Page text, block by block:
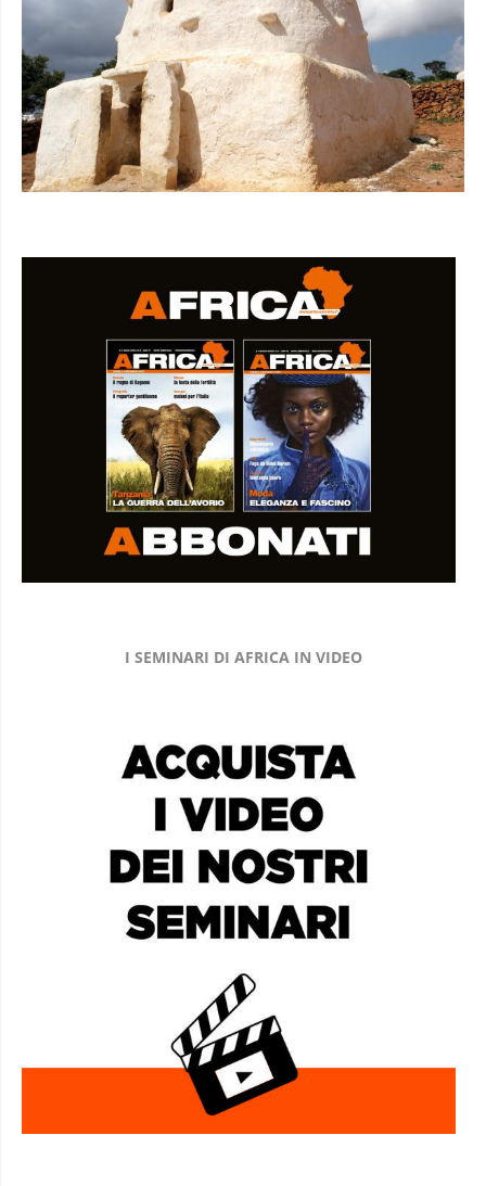
I SEMINARI DI AFRICA IN VIDEO